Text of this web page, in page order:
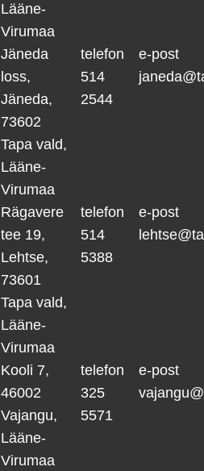
Lääne-
Virumaa
Jäneda
loss,
Jäneda,
73602
Tapa vald,
Lääne-
Virumaa
telefon
514
2544
e-post
Rägavere
tee 19,
Lehtse,
73601
Tapa vald,
Lääne-
Virumaa
telefon
514
5388
e-post
Kooli 7,
46002
Vajangu,
Lääne-
Virumaa
telefon
325
5571
e-post